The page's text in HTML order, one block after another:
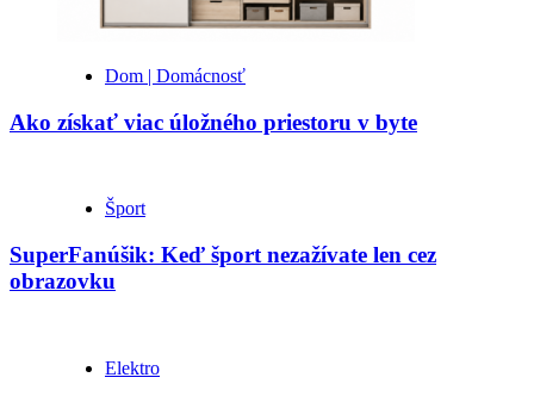
Dom | Domácnosť
Ako získať viac úložného priestoru v byte
Šport
SuperFanúšik: Keď šport nezažívate len cez
obrazovku
Elektro